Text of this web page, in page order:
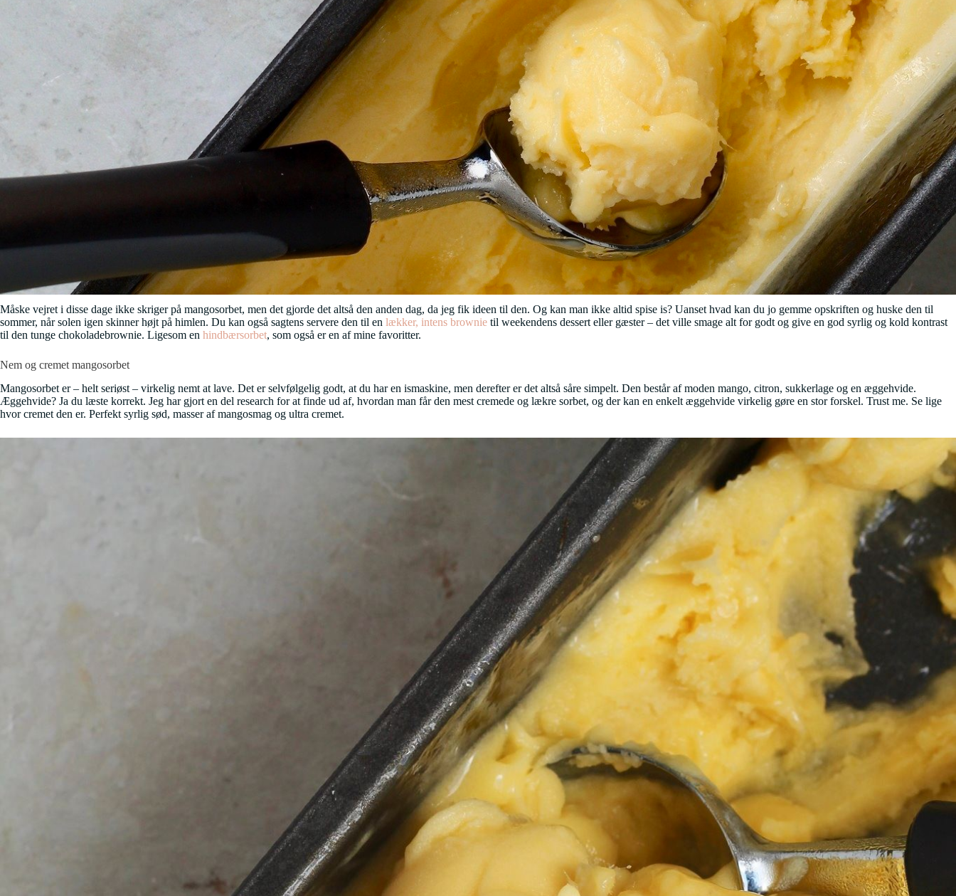
Måske vejret i disse dage ikke skriger på mangosorbet, men det gjorde det altså den anden dag, da jeg fik ideen til den. Og kan man ikke altid spise is? Uanset hvad kan du jo gemme opskriften og huske den til
sommer, når solen igen skinner højt på himlen. Du kan også sagtens servere den til en lækker, intens brownie til weekendens dessert eller gæster – det ville smage alt for godt og give en god syrlig og kold kontrast
til den tunge chokoladebrownie. Ligesom en hindbærsorbet, som også er en af mine favoritter.
Nem og cremet mangosorbet
Mangosorbet er – helt seriøst – virkelig nemt at lave. Det er selvfølgelig godt, at du har en ismaskine, men derefter er det altså såre simpelt. Den består af moden mango, citron, sukkerlage og en æggehvide.
Æggehvide? Ja du læste korrekt. Jeg har gjort en del research for at finde ud af, hvordan man får den mest cremede og lækre sorbet, og der kan en enkelt æggehvide virkelig gøre en stor forskel. Trust me. Se lige
hvor cremet den er. Perfekt syrlig sød, masser af mangosmag og ultra cremet.